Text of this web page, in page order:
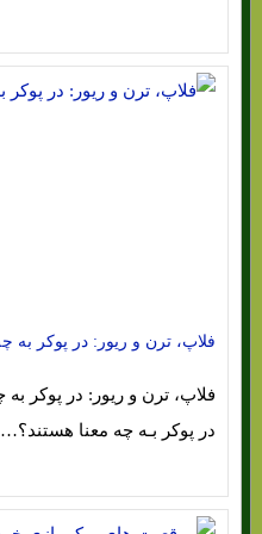
فلاپ، ترن و ریور: در پوکر به
فلاپ، ترن و ریور: در پوکر
در پوکر بـه چه معنا هستند؟…